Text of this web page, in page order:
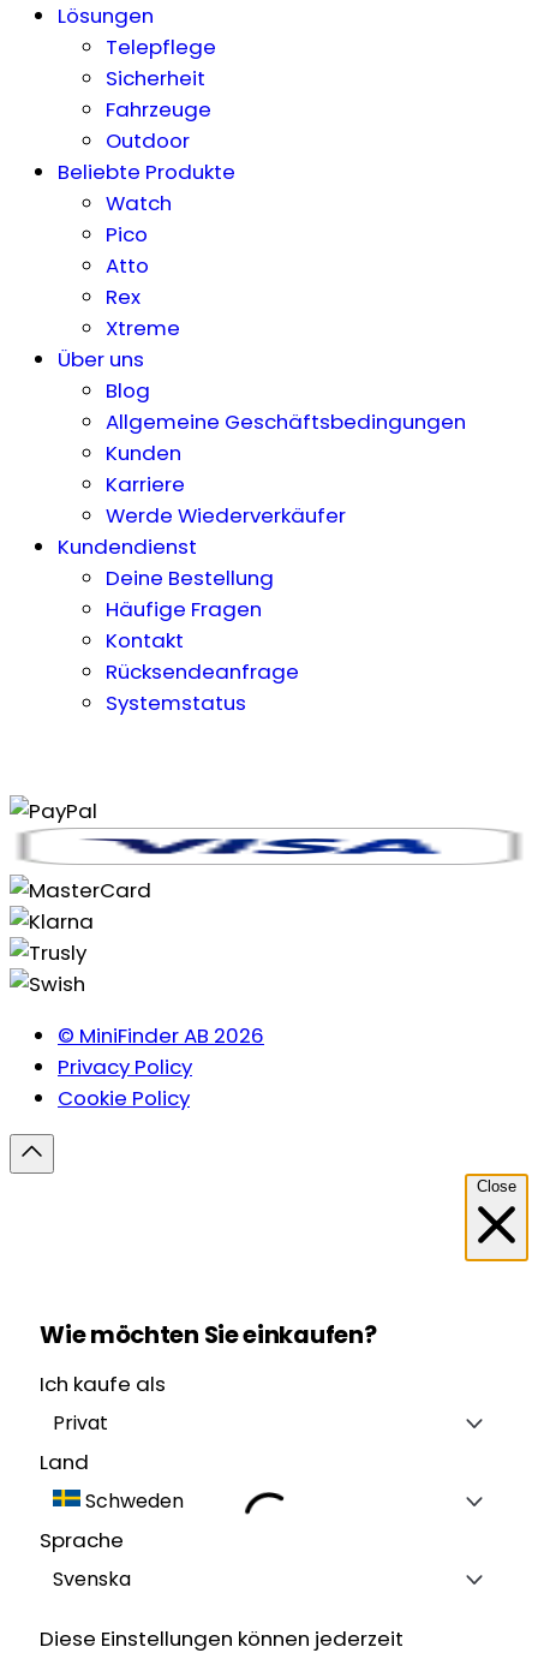
Lösungen
Telepflege
Sicherheit
Fahrzeuge
Outdoor
Beliebte Produkte
Watch
Pico
Atto
Rex
Xtreme
Über uns
Blog
Allgemeine Geschäftsbedingungen
Kunden
Karriere
Werde Wiederverkäufer
Kundendienst
Deine Bestellung
Häufige Fragen
Kontakt
Rücksendeanfrage
Systemstatus
© MiniFinder AB 2026
Privacy Policy
Cookie Policy
Close
Wie möchten Sie einkaufen?
Ich kaufe als
Privat
Land
Schweden
Sprache
Svenska
Diese Einstellungen können jederzeit